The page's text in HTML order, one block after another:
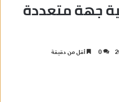
جهة متعددة
0 أقل من دقيقة